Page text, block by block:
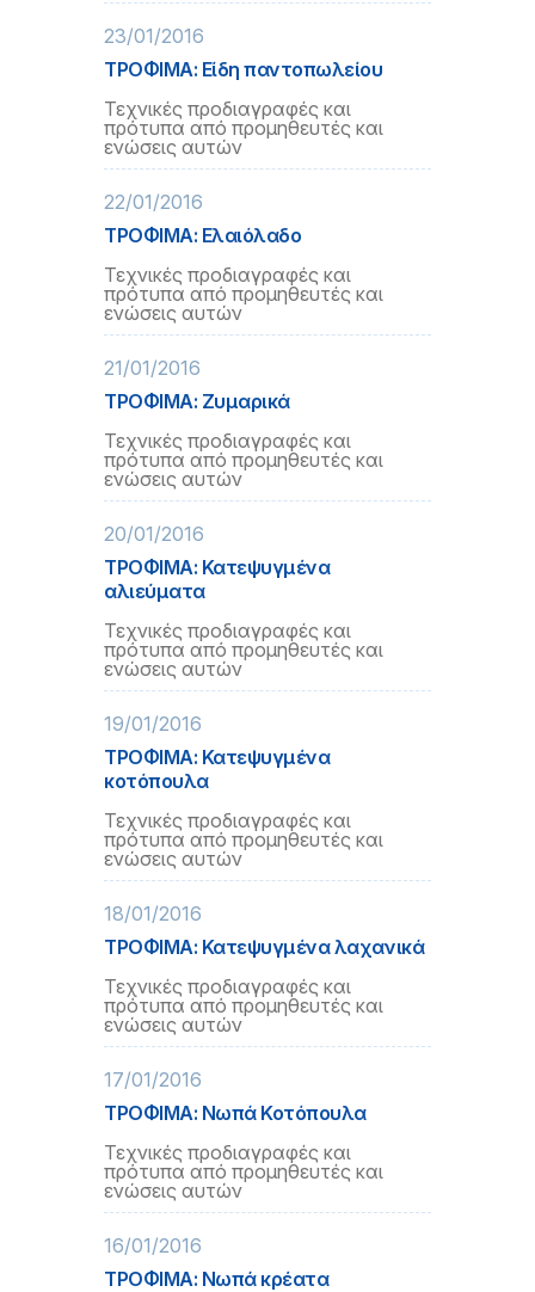
23/01/2016
ΤΡΟΦΙΜΑ: Είδη παντοπωλείου
Τεχνικές προδιαγραφές και
πρότυπα από προμηθευτές και
ενώσεις αυτών
22/01/2016
ΤΡΟΦΙΜΑ: Ελαιόλαδο
Τεχνικές προδιαγραφές και
πρότυπα από προμηθευτές και
ενώσεις αυτών
21/01/2016
ΤΡΟΦΙΜΑ: Ζυμαρικά
Τεχνικές προδιαγραφές και
πρότυπα από προμηθευτές και
ενώσεις αυτών
20/01/2016
ΤΡΟΦΙΜΑ: Κατεψυγμένα
αλιεύματα
Τεχνικές προδιαγραφές και
πρότυπα από προμηθευτές και
ενώσεις αυτών
19/01/2016
ΤΡΟΦΙΜΑ: Κατεψυγμένα
κοτόπουλα
Τεχνικές προδιαγραφές και
πρότυπα από προμηθευτές και
ενώσεις αυτών
18/01/2016
ΤΡΟΦΙΜΑ: Κατεψυγμένα λαχανικά
Τεχνικές προδιαγραφές και
πρότυπα από προμηθευτές και
ενώσεις αυτών
17/01/2016
ΤΡΟΦΙΜΑ: Νωπά Κοτόπουλα
Τεχνικές προδιαγραφές και
πρότυπα από προμηθευτές και
ενώσεις αυτών
16/01/2016
ΤΡΟΦΙΜΑ: Νωπά κρέατα